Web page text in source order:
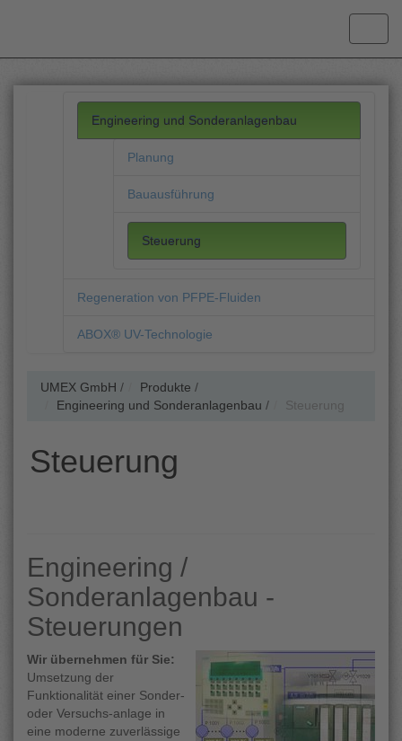
Engineering und Sonderanlagenbau
Planung
Bauausführung
Steuerung
Regeneration von PFPE-Fluiden
ABOX® UV-Technologie
UMEX GmbH / Produkte /
Engineering und Sonderanlagenbau / Steuerung
Steuerung
Engineering /
Sonderanlagenbau -
Steuerungen
Wir übernehmen für Sie:
Umsetzung der
Funktionalität einer Sonder-
oder Versuchs-anlage in
eine moderne zuverlässige